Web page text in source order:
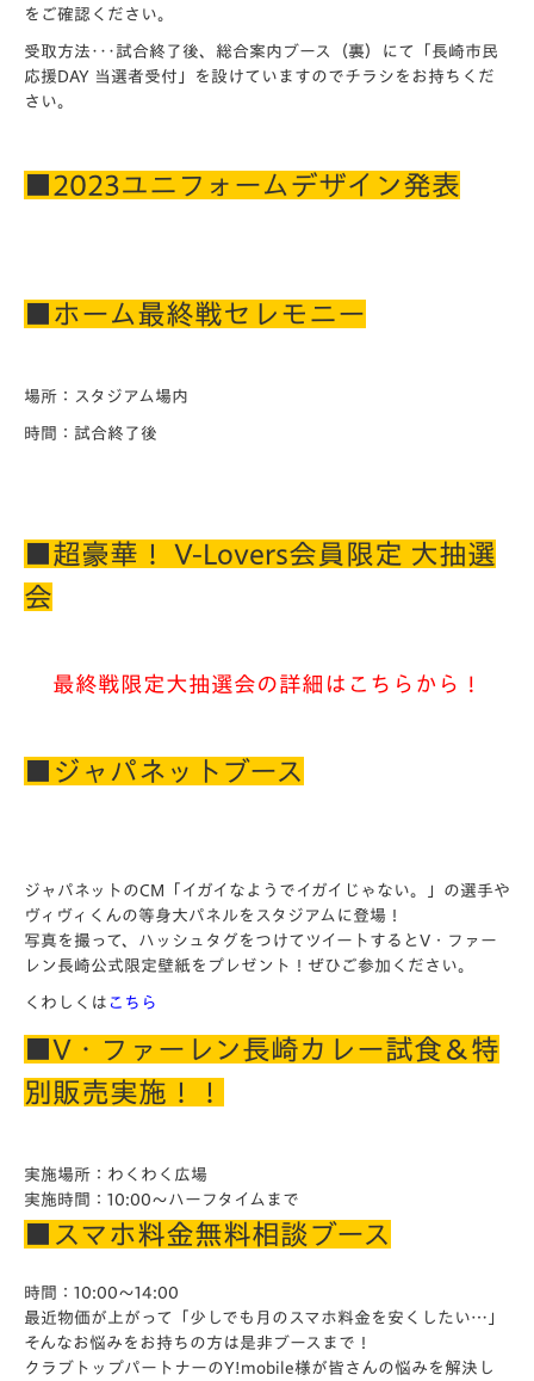
をご確認くださ い。
受取方法･･･試合終了後、総合案内ブース（裏）にて「長崎市民
応援DAY 当選者受付」を設けていますのでチラシをお持ちくだ
さい。
■2023ユニフォームデザイン発表
■ホーム最終戦セレモニー
場所：スタジアム場内
時間：試合終了後
■超豪華！ V-Lovers会員限定 大抽選
会
最終戦限定大抽選会の詳細はこちらから！
■ジャパネットブース
ジャパネットのCM「イガイなようでイガイじゃない。」の選手や
ヴィヴィくんの等身大パネルをスタジアムに登場！
写真を撮って、ハッシュタグをつけてツイートするとV・ファー
レン長崎公式限定壁紙をプレゼント！ぜひご参加ください。
くわしくは こちら
■V・ファーレン長崎カレー試食＆特
別販売実施！！
実施場所：わくわく広場
実施時間：10:00～ハーフタイムまで
■スマホ料金無料相談ブース
時間：10:00～14:00
最近物価が上がって「少しでも月のスマホ料金を安くしたい…」
そんなお悩みをお持ちの方は是非ブースまで！
クラブトップパートナーのY! mobile様が皆さんの悩みを解決し